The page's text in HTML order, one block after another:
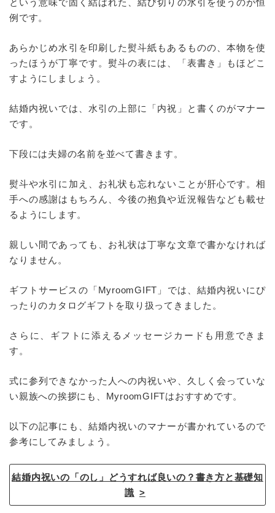
例です。
あらかじめ水引を印刷した熨斗紙もあるものの、本物を使
ったほうが丁寧です。熨斗の表には、「表書き」もほどこ
すようにしましょう。
結婚内祝いでは、水引の上部に「内祝」と書くのがマナー
です。
下段には夫婦の名前を並べて書きます。
熨斗や水引に加え、お礼状も忘れないことが肝心です。相
手への感謝はもちろん、今後の抱負や近況報告なども載せ
るようにします。
親しい間であっても、お礼状は丁寧な文章で書かなければ
なりません。
ギフトサービスの「MyroomGIFT」では、結婚内祝いにぴ
ったりのカタログギフトを取り扱ってきました。
さらに、ギフトに添えるメッセージカードも用意できま
す。
式に参列できなかった人への内祝いや、久しく会っていな
い親族への挨拶にも、MyroomGIFTはおすすめです。
以下の記事にも、結婚内祝いのマナーが書かれているので
参考にしてみましょう。
結婚内祝いの「のし」どうすれば良いの？書き方と基礎知
識